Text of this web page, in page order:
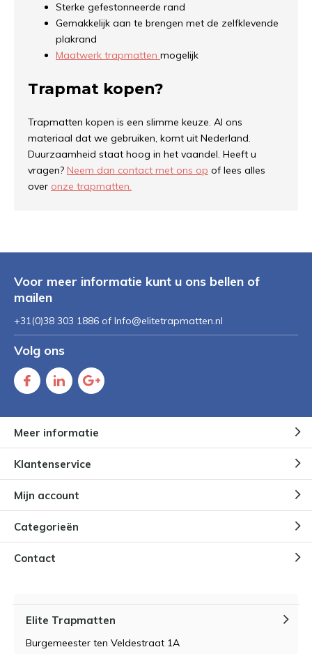
Sterke gefestonneerde rand
Gemakkelijk aan te brengen met de zelfklevende
plakrand
Maatwerk trapmatten mogelijk
Trapmat kopen?
Trapmatten kopen is een slimme keuze. Al ons
materiaal dat we gebruiken, komt uit Nederland.
Duurzaamheid staat hoog in het vaandel. Heeft u
vragen? Neem dan contact met ons op of lees alles
over onze trapmatten.
Voor meer informatie kunt u ons bellen of
mailen
+31(0)38 303 1886 of Info@elitetrapmatten.nl
Volg ons
Meer informatie
Klantenservice
Mijn account
Categorieën
Contact
Elite Trapmatten
Burgemeester ten Veldestraat 1A